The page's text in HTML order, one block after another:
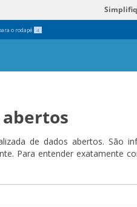
o rodapé 4
abertos
de dados abertos. São
Para entender exatamente